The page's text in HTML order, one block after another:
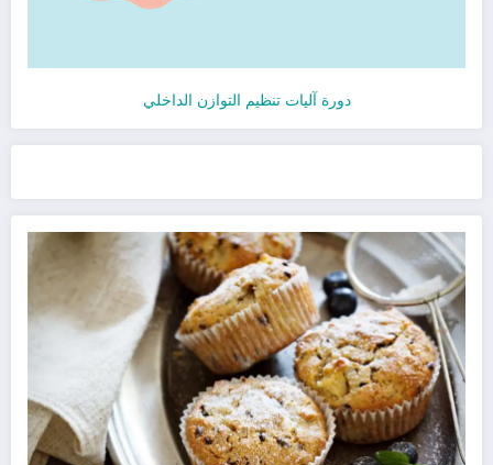
دورة آليات تنظيم التوازن الداخلي